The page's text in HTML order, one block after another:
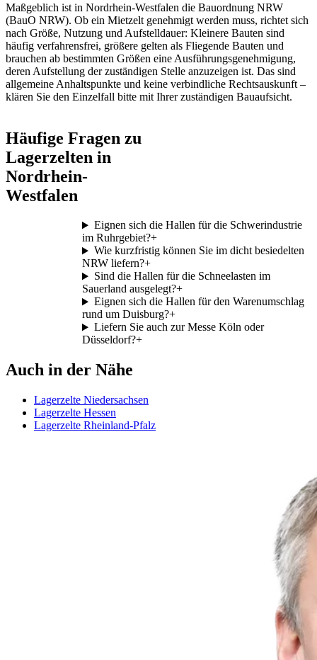
Maßgeblich ist in Nordrhein-Westfalen die Bauordnung NRW
(BauO NRW). Ob ein Mietzelt genehmigt werden muss, richtet sich
nach Größe, Nutzung und Aufstelldauer: Kleinere Bauten sind
häufig verfahrensfrei, größere gelten als Fliegende Bauten und
brauchen ab bestimmten Größen eine Ausführungsgenehmigung,
deren Aufstellung der zuständigen Stelle anzuzeigen ist. Das sind
allgemeine Anhaltspunkte und keine verbindliche Rechtsauskunft –
klären Sie den Einzelfall bitte mit Ihrer zuständigen Bauaufsicht.
Häufige Fragen zu
Lagerzelten in
Nordrhein-
Westfalen
Eignen sich die Hallen für die Schwerindustrie
im Ruhrgebiet?+
Wie kurzfristig können Sie im dicht besiedelten
NRW liefern?+
Sind die Hallen für die Schneelasten im
Sauerland ausgelegt?+
Eignen sich die Hallen für den Warenumschlag
rund um Duisburg?+
Liefern Sie auch zur Messe Köln oder
Düsseldorf?+
Auch in der Nähe
Lagerzelte Niedersachsen
Lagerzelte Hessen
Lagerzelte Rheinland-Pfalz